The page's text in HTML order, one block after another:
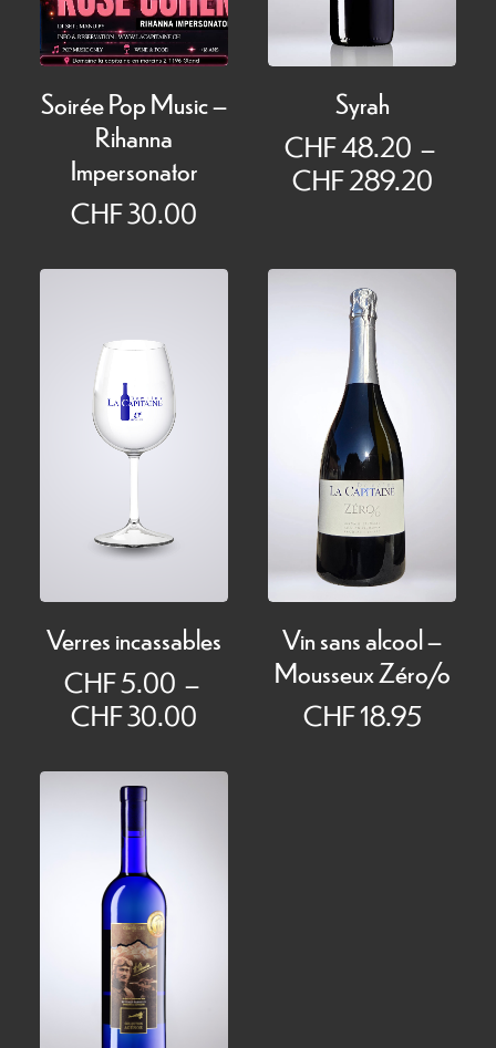
Soirée Pop Music –
Rihanna
Impersonator
CHF30.00
Syrah
CHF48.20 –
CHF289.20Plage
CHF
Verres incassables
CHF5.00 –
CHF30.00
prix :
Vin sans alcool –
Mousseux Zéro/o
CHF18.95